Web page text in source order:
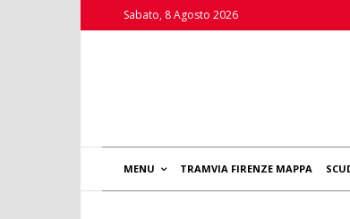
Sabato, 8 Agosto 2026
MENU TRAMVIA FIRENZE MAPPA